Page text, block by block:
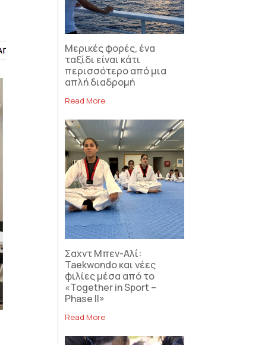
Μερικές φορές, ένα
ταξίδι είναι κάτι
περισσότερο από μια
απλή διαδρομή
Read More
Σαχντ Μπεν-Αλί:
Taekwondo και νέες
φιλίες μέσα από το
«Together in Sport –
Phase II»
Read More